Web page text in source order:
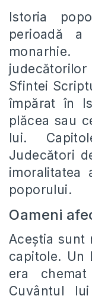
Istoria
perioadă a
Sfintei
împărat în
plăcea sau
lui.
Judecători
imoralitatea
poporului.
Oameni
Aceștia sunt
capitole. Un
era
Cuvântul